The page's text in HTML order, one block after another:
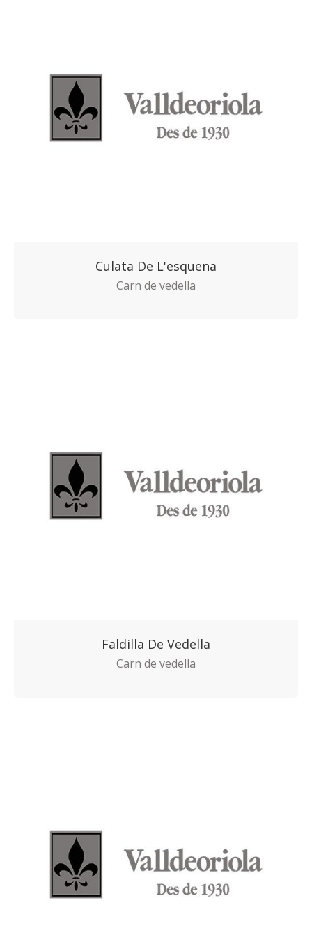
Culata De L'esquena
Carn de vedella
Faldilla De Vedella
Carn de vedella